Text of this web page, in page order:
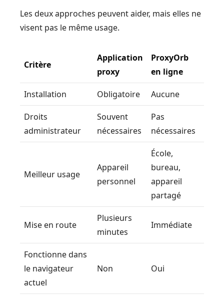
Les deux approches peuvent aider, mais elles ne
visent pas le même usage.
Critère
Application
proxy
ProxyOrb
en ligne
Installation Obligatoire Aucune
Droits
administrateur
Souvent
nécessaires
Pas
nécessaires
Meilleur usage
Appareil
personnel
École,
bureau,
appareil
partagé
Mise en route
Plusieurs
minutes
Immédiate
Fonctionne dans
le navigateur
actuel
Non Oui